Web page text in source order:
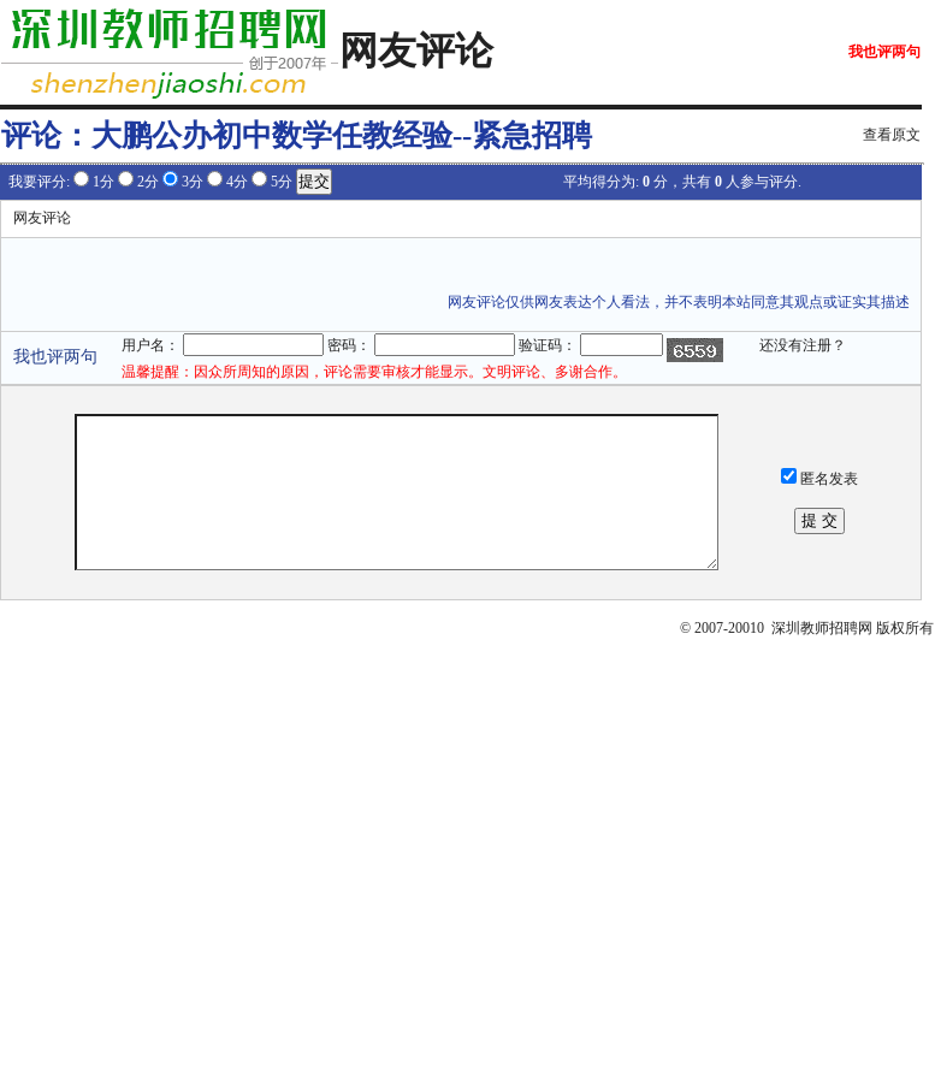
网友评论 我也评两句
评论： 大鹏公办初中数学任教经验--紧急招聘 查看原文
我要评分: 1分 2分 3分 4分 5分 平均得分为: 0 分，共有 0 人参与评分.
网友评论
网友评论仅供网友表达个人看法，并不表明本站同意其观点或证实其描述
我也评两句
用户名： 密码： 验证码：
还没有注册？
温馨提醒：因众所周知的原因，评论需要审核才能显示。文明评论、多谢合作。
匿名发表
© 2007-20010 深圳教师招聘网 版权所有